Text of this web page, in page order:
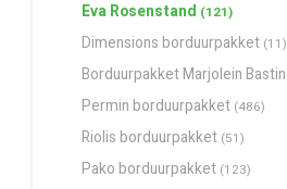
Eva Rosenstand (121)
Dimensions borduurpakket (11)
Borduurpakket Marjolein Bastin
Permin borduurpakket (486)
Riolis borduurpakket (51)
Pako borduurpakket (123)